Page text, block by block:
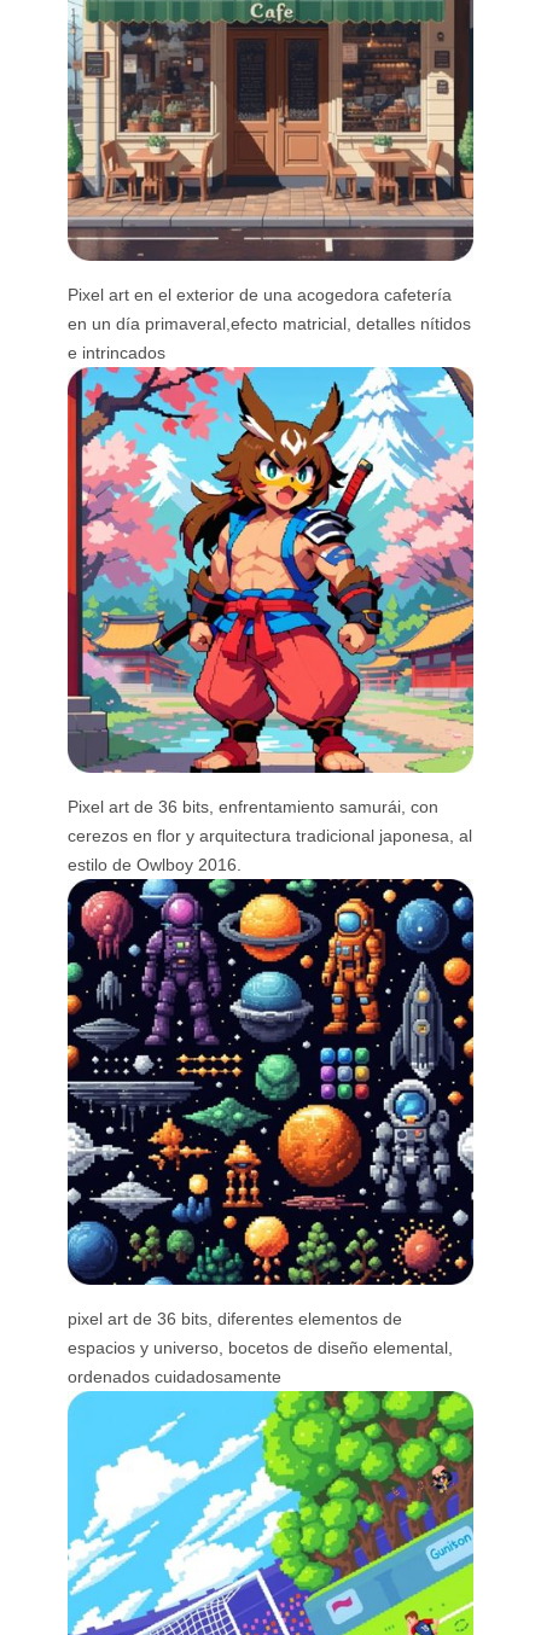
Pixel art en el exterior de una acogedora cafetería
en un día primaveral,efecto matricial, detalles nítidos
e intrincados
Pixel art de 36 bits, enfrentamiento samurái, con
cerezos en flor y arquitectura tradicional japonesa, al
estilo de Owlboy 2016.
pixel art de 36 bits, diferentes elementos de
espacios y universo, bocetos de diseño elemental,
ordenados cuidadosamente